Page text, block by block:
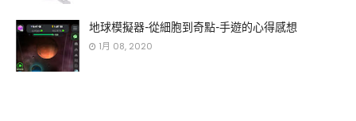
地球模擬器-從細胞到奇點-手遊的心得感想
1月 08, 2020